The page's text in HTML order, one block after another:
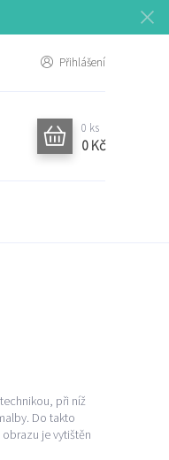
Přihlášení
0 ks
0 Kč
při níž
Do takto
je vytištěn